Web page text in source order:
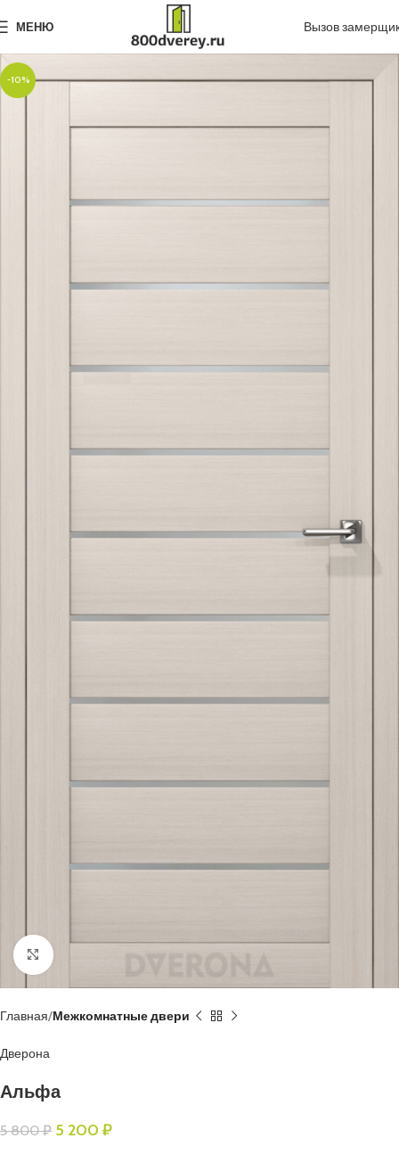
МЕНЮ Вызов
-10%
Нажмите, чтобы увеличить
Главная Межкомнатные двери
Дверона
Альфа
5 800₽ 5 200 ₽